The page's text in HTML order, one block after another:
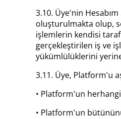
3.10. Üye'nin
oluşturulmakta olup,
işlemlerin kendisi
gerçekleştirilen iş ve
yükümlülüklerini
3.11. Üye, Platform'u
• Platform'un
• Platform'un